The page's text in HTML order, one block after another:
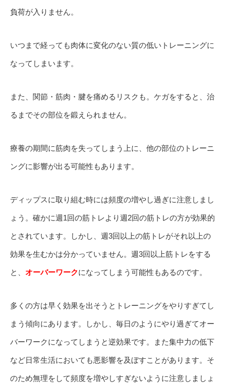
負荷が入りません。
いつまで経っても肉体に変化のない質の低いトレーニングに
なってしまいます。
また、関節・筋肉・腱を痛めるリスクも。ケガをすると、治
るまでその部位を鍛えられません。
療養の期間に筋肉を失ってしまう上に、他の部位のトレーニ
ングに影響が出る可能性もあります。
ディップスに取り組む時には頻度の増やし過ぎに注意しまし
ょう。確かに週1回の筋トレより週2回の筋トレの方が効果的
とされています。しかし、週3回以上の筋トレがそれ以上の
効果を生むかは分かっていません。週3回以上筋トレをする
と、 オーバーワークになってしまう可能性もあるのです。
多くの方は早く効果を出そうとトレーニングをやりすぎてし
まう傾向にあります。しかし、毎日のようにやり過ぎてオー
バーワークになってしまうと逆効果です。また集中力の低下
など日常生活においても悪影響を及ぼすことがあります。そ
のため無理をして頻度を増やしすぎないように注意しましょ